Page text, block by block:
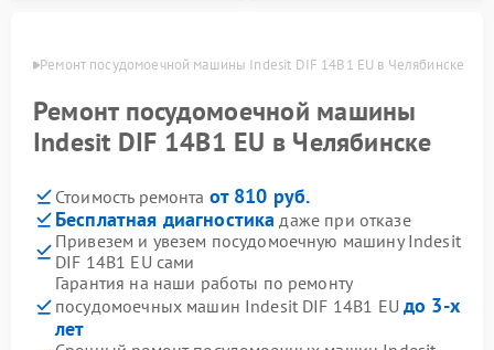
Ремонт посудомоечной машины Indesit DIF 14B1 EU в Челябинске
Ремонт посудомоечной машины
Indesit DIF 14B1 EU в Челябинске
Стоимость ремонта от 810 руб.
Бесплатная диагностика даже при отказе
Привезем и увезем посудомоечную машину Indesit
DIF 14B1 EU сами
Гарантия на наши работы по ремонту
посудомоечных машин Indesit DIF 14B1 EU до 3-х
лет